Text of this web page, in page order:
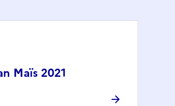
Maïs 2021